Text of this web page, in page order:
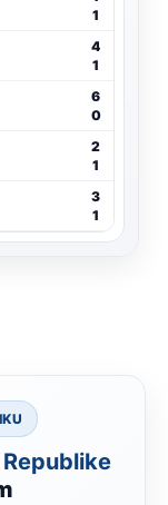
1
4
1
6
0
2
1
3
1
Republike